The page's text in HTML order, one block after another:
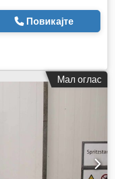
Повикајте
Мал оглас